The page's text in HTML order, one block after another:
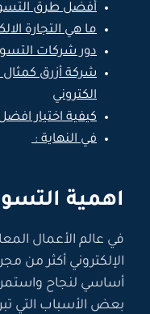
أفضل طرق
ما هي التجارة
دور شركات
شركة أزرق
الكتروني
كيفية اختيار
في النهاية :
اهمية
في عالم الأعمال
الإلكتروني أكثر من
أساسي لنجاح
بعض الأسباب التي